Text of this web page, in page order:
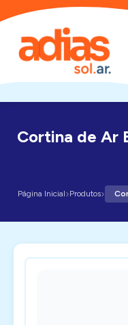
Cortina de Ar
Página Inicial›Produtos›